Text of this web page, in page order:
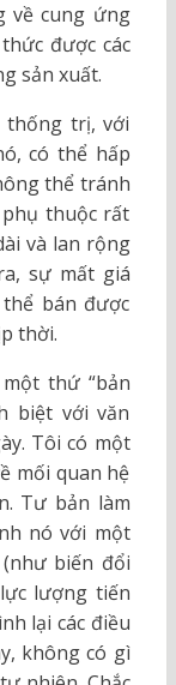
về cung ứng
được các
sản xuất.
thống trị, với
có thể hấp
thể tránh
thuộc rất
và lan rộng
sự mất giá
bán được
thời.
thứ “bản
biệt với văn
Tôi có một
mối quan hệ
Tư bản làm
nó với một
biến đổi
lượng tiến
lại các điều
không có gì